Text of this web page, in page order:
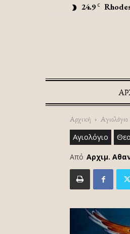
24.9 C
Αρχική Αγιολόγιο
Αγιολόγιο
Από Αρχιμ.